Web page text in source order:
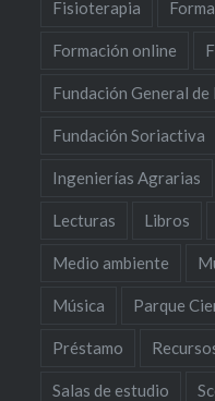
Fisioterapia
Formación online
Fundación General
Fundación Soriactiva
Ingenierías Agrarias
Lecturas Libros
Medio ambiente
Música Parque
Préstamo
Salas de estudio